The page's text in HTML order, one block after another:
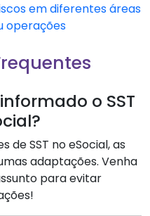
em diferentes áreas
operações
o SST
de SST no eSocial, as
adaptações. Venha
para evitar